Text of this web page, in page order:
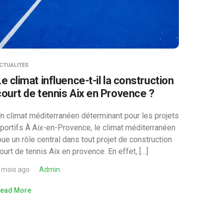
climat influence-t-il la construction
de tennis Aix en Provence ?
climat méditerranéen déterminant pour les projets
À Aix-en-Provence, le climat méditerranéen
un rôle central dans tout projet de construction
de tennis Aix en provence. En effet, […]
mois ago Admin
More